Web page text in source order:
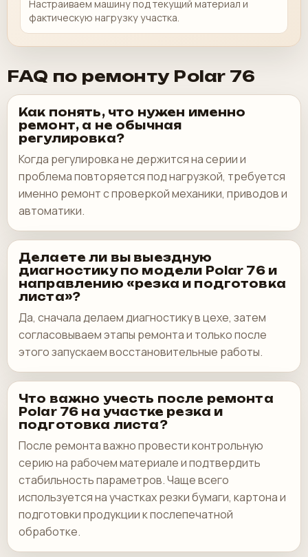
Настраиваем машину под текущий материал и
фактическую нагрузку участка.
FAQ по ремонту Polar 76
Как понять, что нужен именно
ремонт, а не обычная
регулировка?
Когда регулировка не держится на серии и
проблема повторяется под нагрузкой, требуется
именно ремонт с проверкой механики, приводов и
автоматики.
Делаете ли вы выездную
диагностику по модели Polar 76 и
направлению «резка и подготовка
листа»?
Да, сначала делаем диагностику в цехе, затем
согласовываем этапы ремонта и только после
этого запускаем восстановительные работы.
Что важно учесть после ремонта
Polar 76 на участке резка и
подготовка листа?
После ремонта важно провести контрольную
серию на рабочем материале и подтвердить
стабильность параметров. Чаще всего
используется на участках резки бумаги, картона и
подготовки продукции к послепечатной
обработке.